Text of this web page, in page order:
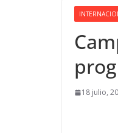
18 julio,